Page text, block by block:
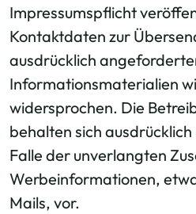
Impressumspflicht
Kontaktdaten zur
ausdrücklich
Informationsmaterialien
widersprochen. Die
behalten sich
Falle der unverlangten
Werbeinformationen,
Mails, vor.